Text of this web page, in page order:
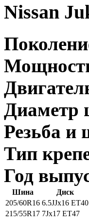
Nissan
Диаметр
Резьба и
Тип
Год
Шина Диск
205/60R16 6.5JJx16 ET40
215/55R17 7Jx17 ET47